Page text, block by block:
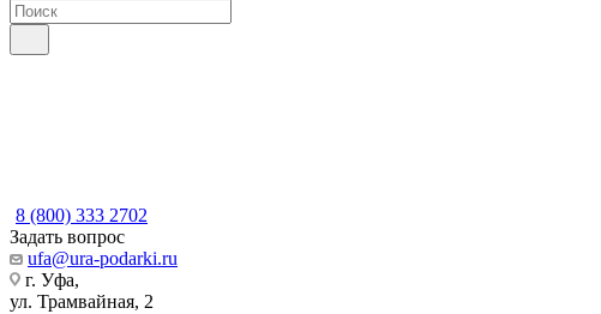
8 (800) 333 2702
Задать вопрос
ufa@ura-podarki.ru
г. Уфа,
ул. Трамвайная, 2